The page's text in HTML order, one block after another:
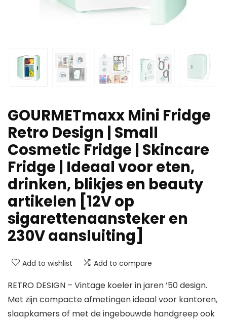
GOURMETmaxx Mini Fridge
Retro Design | Small
Cosmetic Fridge | Skincare
Fridge | Ideaal voor eten,
drinken, blikjes en beauty
artikelen [12V op
sigarettenaansteker en
230V aansluiting]
Add to wishlist Add to compare
RETRO DESIGN – Vintage koeler in jaren ’50 design.
Met zijn compacte afmetingen ideaal voor kantoren,
slaapkamers of met de ingebouwde handgreep ook